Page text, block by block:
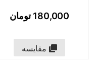
180,000 تومان
مقایسه